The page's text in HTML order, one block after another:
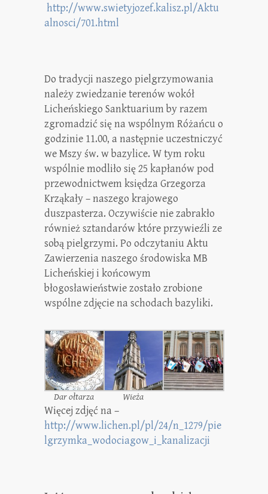
http://www.swietyjozef.kalisz.pl/Aktu
alnosci/701.html
Do tradycji naszego pielgrzymowania
należy zwiedzanie terenów wokół
Licheńskiego Sanktuarium by razem
zgromadzić się na wspólnym Różańcu o
godzinie 11.00, a następnie uczestniczyć
we Mszy św. w bazylice. W tym roku
wspólnie modliło się 25 kapłanów pod
przewodnictwem księdza Grzegorza
Krząkały – naszego krajowego
duszpasterza. Oczywiście nie zabrakło
również sztandarów które przywieźli ze
sobą pielgrzymi. Po odczytaniu Aktu
Zawierzenia naszego środowiska MB
Licheńskiej i końcowym
błogosławieństwie zostało zrobione
wspólne zdjęcie na schodach bazyliki.
Dar ołtarza Wieża
Więcej zdjęć na –
http://www.lichen.pl/pl/24/n_1279/pie
lgrzymka_wodociagow_i_kanalizacji